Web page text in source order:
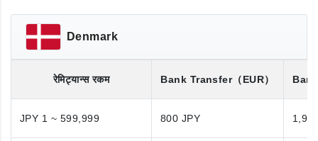
Denmark
रेमिट्यान्स रकम Bank Transfer（EUR）
JPY 1 ~ 599,999 800 JPY